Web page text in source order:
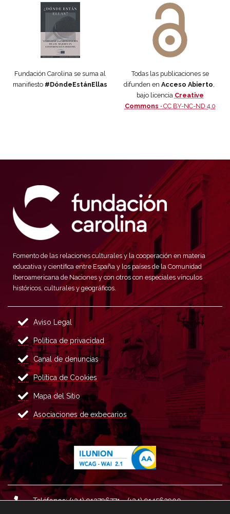
Fundación Carolina se suma al
manifiesto #DóndeEstánEllas
Todas las publicaciones se
difunden en Acceso Abierto
bajo licencia Creative
Commons · CC BY-NC-ND 4.0
Fomento de las relaciones culturales y la cooperación en materia
educativa y científica entre España y los países de la Comunidad
Iberoamericana de Naciones y con otros con especiales vínculos
históricos, culturales y geográficos.
Aviso Legal
Política de privacidad
Canal de denuncias
Política de Cookies
Mapa del Sitio
Asociaciones de exbecarios
Teléfonos: (+34) 913796771 - (+34) 914562900